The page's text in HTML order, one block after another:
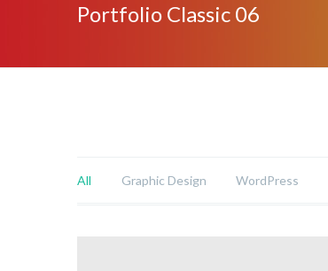
Portfolio Classic 06
All Graphic Design WordPress